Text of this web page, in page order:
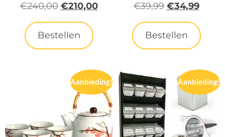
€240,00 €210,00
Bestellen
€39,99 €34,99
Bestellen
Aanbieding! Aanbieding!